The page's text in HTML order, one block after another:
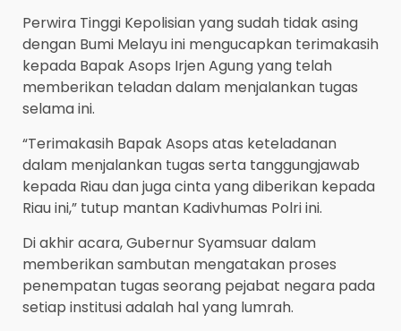
Perwira Tinggi Kepolisian yang sudah tidak asing
dengan Bumi Melayu ini mengucapkan terimakasih
kepada Bapak Asops Irjen Agung yang telah
memberikan teladan dalam menjalankan tugas
selama ini.
“Terimakasih Bapak Asops atas keteladanan
dalam menjalankan tugas serta tanggungjawab
kepada Riau dan juga cinta yang diberikan kepada
Riau ini,” tutup mantan Kadivhumas Polri ini.
Di akhir acara, Gubernur Syamsuar dalam
memberikan sambutan mengatakan proses
penempatan tugas seorang pejabat negara pada
setiap institusi adalah hal yang lumrah.